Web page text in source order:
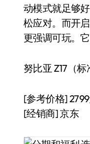
动模式就足够
松应对。而开
更强调可玩。
努比亚 Z17（标
[参考价格]
[经销商] 京东